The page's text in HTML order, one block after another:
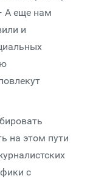
А еще нам
и
на этом пути
с